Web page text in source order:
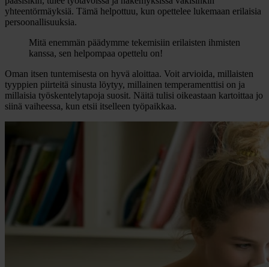
yhteentörmäyksiä. Tämä helpottuu, kun opettelee lukemaan erilaisia
persoonallisuuksia.
Mitä enemmän päädymme tekemisiin erilaisten ihmisten
kanssa, sen helpompaa opettelu on!
Oman itsen tuntemisesta on hyvä aloittaa. Voit arvioida, millaisten
tyyppien piirteitä sinusta löytyy, millainen temperamenttisi on ja
millaisia työskentelytapoja suosit. Näitä tulisi oikeastaan kartoittaa jo
siinä vaiheessa, kun etsii itselleen työpaikkaa.